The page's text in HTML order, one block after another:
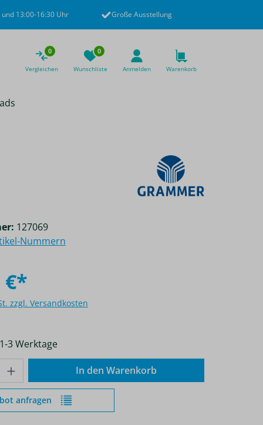
13:00-16:30 Uhr Große Ausstellung
0
Vergleichen
0
Wunschliste Anmelden Warenkorb
€*
zzgl. Versandkosten
3 Werktage
127069
Nummern
Gib den gewünschten Wert ein
In den Warenkorb
anfragen